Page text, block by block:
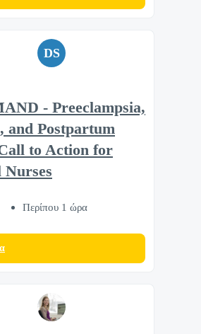
DS
- Preeclampsia,
and Postpartum
to Action for
Nurses
Περίπου 1 ώρα